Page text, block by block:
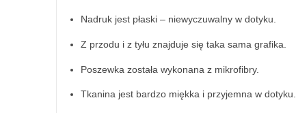
Nadruk jest płaski – niewyczuwalny w dotyku.
Z przodu i z tyłu znajduje się taka sama grafika.
Poszewka została wykonana z mikrofibry.
Tkanina jest bardzo miękka i przyjemna w dotyku.